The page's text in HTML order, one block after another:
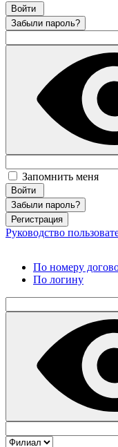
Забыли пароль?
Запомнить меня
Забыли пароль?
Регистрация
Руководство
По номеру
По логину